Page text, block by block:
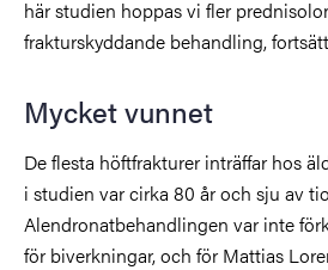
här studien hoppas vi fler
frakturskyddande behandling,
Mycket vunnet
De flesta höftfrakturer inträffar hos
i studien var cirka 80 år och sju av
Alendronatbehandlingen var inte
för biverkningar, och för Mattias